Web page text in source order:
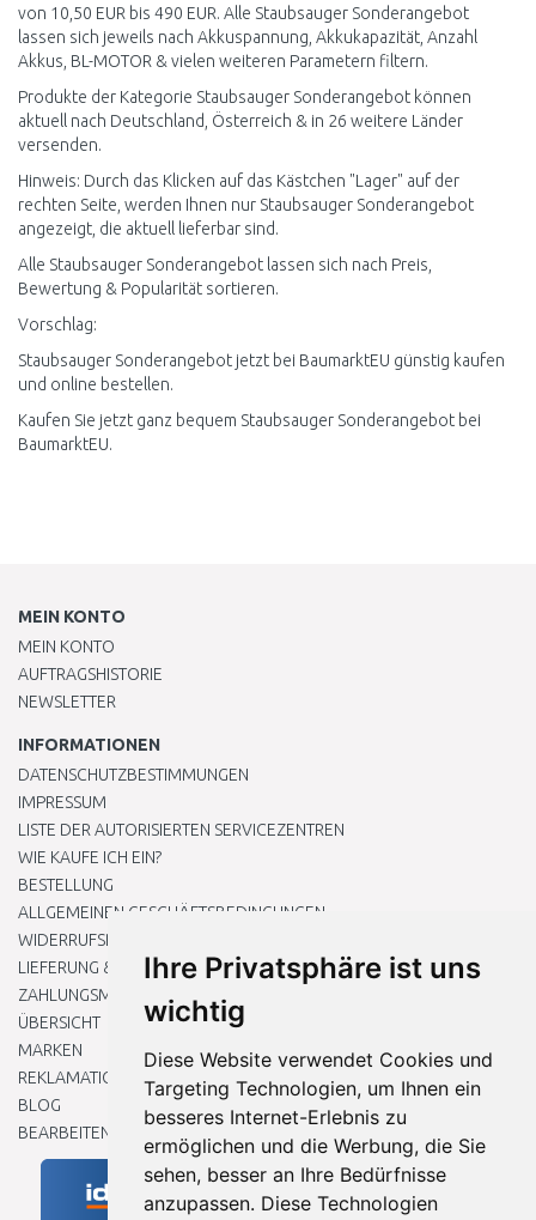
Ihre Privatsphäre ist uns
wichtig
Diese Website verwendet Cookies und
Targeting Technologien, um Ihnen ein
besseres Internet-Erlebnis zu
ermöglichen und die Werbung, die Sie
sehen, besser an Ihre Bedürfnisse
anzupassen. Diese Technologien
von 10,50 EUR bis 490 EUR. Alle Staubsauger Sonderangebot
lassen sich jeweils nach Akkuspannung, Akkukapazität, Anzahl
Akkus, BL-MOTOR & vielen weiteren Parametern filtern.
Produkte der Kategorie Staubsauger Sonderangebot können
aktuell nach Deutschland, Österreich & in 26 weitere Länder
versenden.
Hinweis: Durch das Klicken auf das Kästchen "Lager" auf der
rechten Seite, werden Ihnen nur Staubsauger Sonderangebot
angezeigt, die aktuell lieferbar sind.
Alle Staubsauger Sonderangebot lassen sich nach Preis,
Bewertung & Popularität sortieren.
Vorschlag:
Staubsauger Sonderangebot jetzt bei BaumarktEU günstig kaufen
und online bestellen.
Kaufen Sie jetzt ganz bequem Staubsauger Sonderangebot bei
BaumarktEU.
MEIN KONTO
MEIN KONTO
AUFTRAGSHISTORIE
NEWSLETTER
INFORMATIONEN
DATENSCHUTZBESTIMMUNGEN
IMPRESSUM
LISTE DER AUTORISIERTEN SERVICEZENTREN
WIE KAUFE ICH EIN?
BESTELLUNG
ALLGEMEINEN GESCHÄFTSBEDINGUNGEN
WIDERRUFSRECHT
LIEFERUNG & ZAHLUNG
ZAHLUNGSMETHODEN
ÜBERSICHT
MARKEN
REKLAMATIONEN UND RETOUREN
BLOG
BEARBEITEN SIE MEINE COOKIE-EINSTELLUNGEN